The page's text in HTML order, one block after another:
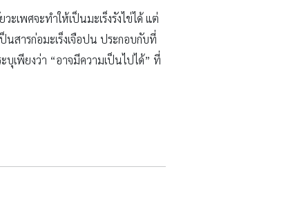
เพศจะทำให้เป็นมะเร็งรังไข่ได้ แต่
สารก่อมะเร็งเจือปน ประกอบกับที่
บุเพียงว่า “อาจมีความเป็นไปได้” ที่